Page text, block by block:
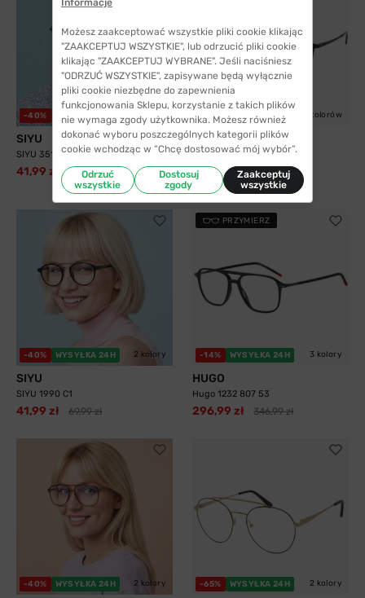
-40% WYSYŁKA 24H 2 kolory
SIYU
SIYU 35117 C9
41,99 zł 69,99 zł
WYSYŁKA 24H 5 kolorów
Solano
Solano 10204 B z nakładką
przeciwsłoneczną z...
299,99 zł
-40% WYSYŁKA 24H 2 kolory
SIYU
SIYU 1990 C1
41,99 zł 69,99 zł
PRZYMIERZ
-14% WYSYŁKA 24H 3 kolory
HUGO
Hugo 1232 807 53
296,99 zł 346,99 zł
-40% WYSYŁKA 24H 2 kolory -65% WYSYŁKA 24H 2 kolory
Możesz zaakceptować wszystkie pliki cookie klikając
"ZAAKCEPTUJ WSZYSTKIE", lub odrzucić pliki cookie
klikając "ZAAKCEPTUJ WYBRANE". Jeśli naciśniesz
"ODRZUĆ WSZYSTKIE", zapisywane będą wyłącznie
pliki cookie niezbędne do zapewnienia
funkcjonowania Sklepu, korzystanie z takich plików
nie wymaga zgody użytkownika. Możesz również
dokonać wyboru poszczególnych kategorii plików
cookie wchodząc w “Chcę dostosować mój wybór”.
Odrzuć
wszystkie
Dostosuj
zgody
Zaakceptuj
wszystkie